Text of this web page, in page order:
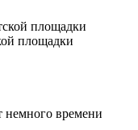
площадки
немного времени